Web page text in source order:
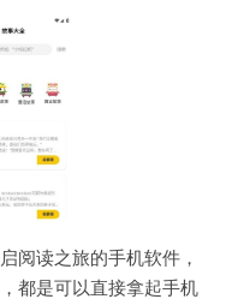
阅读之旅的手机软件，
都是可以直接拿起手机